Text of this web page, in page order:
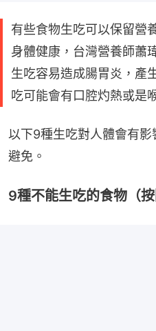
有些食物生吃可以保留營
身體健康，台灣營養師蕭
生吃容易造成腸胃炎，產
吃可能會有口腔灼熱或是
以下9種生吃對人體會有
避免。
9種不能生吃的食物 （按